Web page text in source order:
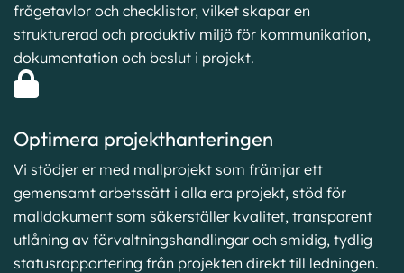
frågetavlor och checklistor, vilket skapar en
strukturerad och produktiv miljö för kommunikation,
dokumentation och beslut i projekt.
Optimera projekthanteringen
Vi stödjer er med mallprojekt som främjar ett
gemensamt arbetssätt i alla era projekt, stöd för
malldokument som säkerställer kvalitet, transparent
utlåning av förvaltningshandlingar och smidig, tydlig
statusrapportering från projekten direkt till ledningen.